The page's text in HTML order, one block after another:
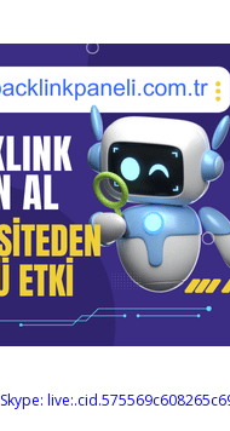
Skype: